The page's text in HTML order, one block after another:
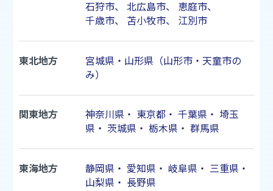
石狩市、 北広島市、 恵庭市、
千歳市、 苫小牧市、 江別市
東北地方
宮城県・山形県（山形市・天童市の
み）
関東地方 神奈川県 ・ 東京都・ 千葉県 ・ 埼玉
県 ・ 茨城県 ・ 栃木県 ・ 群馬県
東海地方 静岡県 ・ 愛知県 ・ 岐阜県 ・ 三重県 ・
山梨県 ・ 長野県